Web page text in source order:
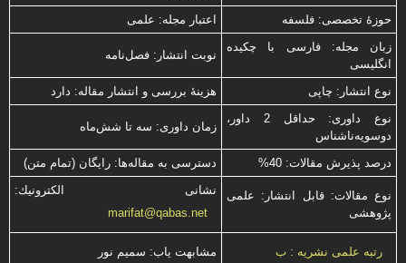
حوزۀ تخصصی: فلسفه
اعتبار مجله: علمی
زبان مجله: فارسی با چكیده
انگلیسی
نوبت انتشار: فصل‌نامه
نوع انتشار: چاپی
هزینۀ بررسی و انتشار مقاله: دارد
نوع داوری: حداقل 2 داور،
دوسویه‌ناشناس
زمان داوری: سه تا شش‌ماه
درصد پذیرش مقالات: 40% دسترسی به مقاله‌ها: رایگان (تمام متن)
نوع مقالات: قابل انتشار: علمی
پژوهشی
نشانی الكترونیك:
marifat@qabas.net
رتبه علمی نشریه : ب مشابهت ياب: سميم نور